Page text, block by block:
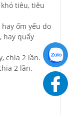
tiêu, tiêu
ốm yếu do
hay quấy
chia 2 lần.
2 lần.